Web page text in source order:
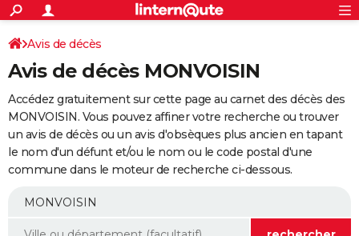
ACTUALITÉS
Politique
Société
Faits Divers
Education
Monde
Villes
+
SPORT
Coupe du monde 2026
Football
Tennis
Cyclisme
Rugby
Forum
Programme TV
TNT
Streaming
Cinéma
Sorties cinéma
Musique
+
FINANCE
Impôts
Immobilier
Risques naturels par ville
Banque
Assurance
Crédit
AUTO
Essais
Réserver un essai
Citadines
Berlines
SUV
Forum auto
+
Mobiles
Meilleur smartphone
Internet
Ordinateurs
Jeux vidéo
Guide high-tech
Avis de décès
Avis de décès MONVOISIN
Accédez gratuitement sur cette page au carnet des décès des
MONVOISIN. Vous pouvez affiner votre recherche ou trouver
un avis de décès ou un avis d'obsèques plus ancien en tapant
le nom d'un défunt et/ou le nom ou le code postal d'une
commune dans le moteur de recherche ci-dessous.